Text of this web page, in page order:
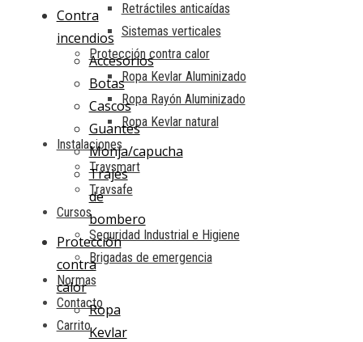
Retráctiles anticaídas
Sistemas verticales
Protección contra calor
Ropa Kevlar Aluminizado
Ropa Rayón Aluminizado
Ropa Kevlar natural
Instalaciones
Travsmart
Travsafe
Cursos
Seguridad Industrial e Higiene
Brigadas de emergencia
Normas
Contacto
Carrito
Contra
incendios
Accesorios
Botas
Cascos
Guantes
Monja/capucha
Trajes
de
bombero
Protección
contra
calor
Ropa
Kevlar